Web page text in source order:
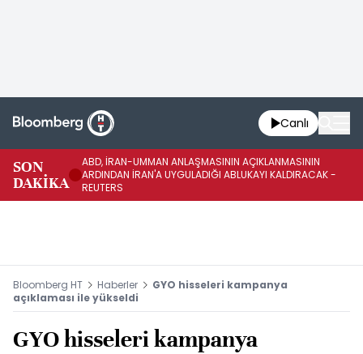
Canlı
SON
DAKİKA
ABD, İRAN-UMMAN ANLAŞMASININ AÇIKLANMASININ
ARDINDAN İRAN'A UYGULADIĞI ABLUKAYI KALDIRACAK -
REUTERS
Bloomberg HT Haberler
GYO hisseleri kampanya
açıklaması ile yükseldi
GYO hisseleri kampanya